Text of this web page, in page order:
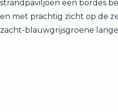
strandpaviljoen een bordes
en met prachtig zicht op de
zacht-blauwgrijsgroene